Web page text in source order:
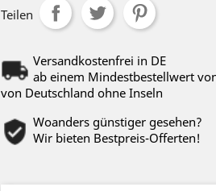
Teilen
Versandkostenfrei in DE
ab einem Mindestbestellwert
von Deutschland ohne Inseln
Woanders günstiger gesehen?
Wir bieten Bestpreis-Offerten!